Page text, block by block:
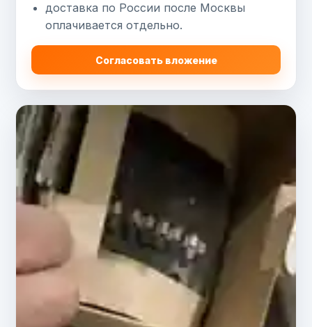
доставка по России после Москвы
оплачивается отдельно.
Согласовать вложение